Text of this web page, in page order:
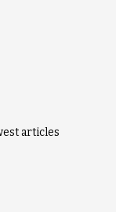
articles